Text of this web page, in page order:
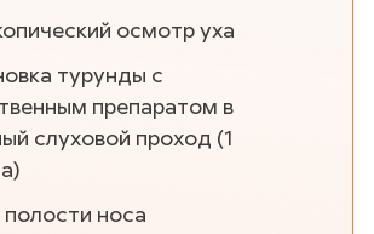
осмотр уха
турунды с
препаратом в
слуховой проход (1
носа